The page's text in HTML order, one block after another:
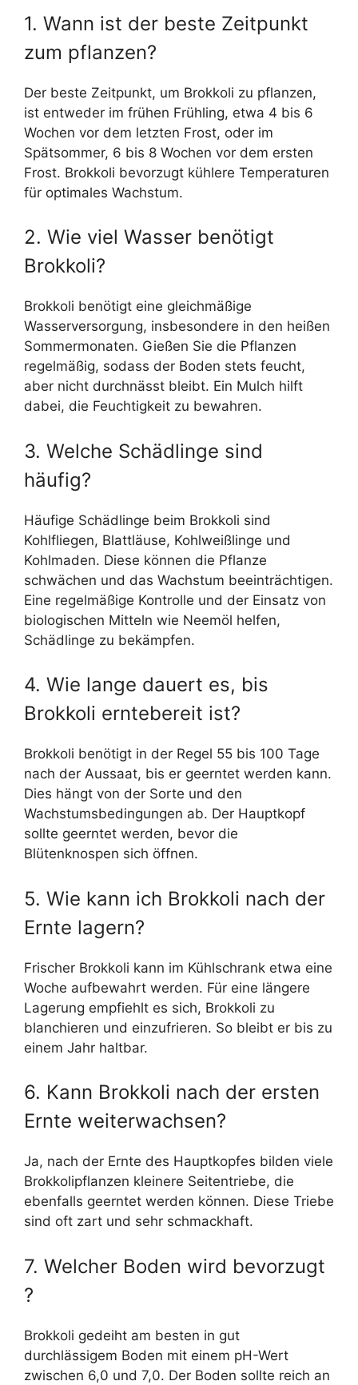
1. Wann ist der beste Zeitpunkt
zum pflanzen?
Der beste Zeitpunkt, um Brokkoli zu pflanzen,
ist entweder im frühen Frühling, etwa 4 bis 6
Wochen vor dem letzten Frost, oder im
Spätsommer, 6 bis 8 Wochen vor dem ersten
Frost. Brokkoli bevorzugt kühlere Temperaturen
für optimales Wachstum.
2. Wie viel Wasser benötigt
Brokkoli?
Brokkoli benötigt eine gleichmäßige
Wasserversorgung, insbesondere in den heißen
Sommermonaten. Gießen Sie die Pflanzen
regelmäßig, sodass der Boden stets feucht,
aber nicht durchnässt bleibt. Ein Mulch hilft
dabei, die Feuchtigkeit zu bewahren.
3. Welche Schädlinge sind
häufig?
Häufige Schädlinge beim Brokkoli sind
Kohlfliegen, Blattläuse, Kohlweißlinge und
Kohlmaden. Diese können die Pflanze
schwächen und das Wachstum beeinträchtigen.
Eine regelmäßige Kontrolle und der Einsatz von
biologischen Mitteln wie Neemöl helfen,
Schädlinge zu bekämpfen.
4. Wie lange dauert es, bis
Brokkoli erntebereit ist?
Brokkoli benötigt in der Regel 55 bis 100 Tage
nach der Aussaat, bis er geerntet werden kann.
Dies hängt von der Sorte und den
Wachstumsbedingungen ab. Der Hauptkopf
sollte geerntet werden, bevor die
Blütenknospen sich öffnen.
5. Wie kann ich Brokkoli nach der
Ernte lagern?
Frischer Brokkoli kann im Kühlschrank etwa eine
Woche aufbewahrt werden. Für eine längere
Lagerung empfiehlt es sich, Brokkoli zu
blanchieren und einzufrieren. So bleibt er bis zu
einem Jahr haltbar.
6. Kann Brokkoli nach der ersten
Ernte weiterwachsen?
Ja, nach der Ernte des Hauptkopfes bilden viele
Brokkolipflanzen kleinere Seitentriebe, die
ebenfalls geerntet werden können. Diese Triebe
sind oft zart und sehr schmackhaft.
7. Welcher Boden wird bevorzugt
?
Brokkoli gedeiht am besten in gut
durchlässigem Boden mit einem pH-Wert
zwischen 6,0 und 7,0. Der Boden sollte reich an